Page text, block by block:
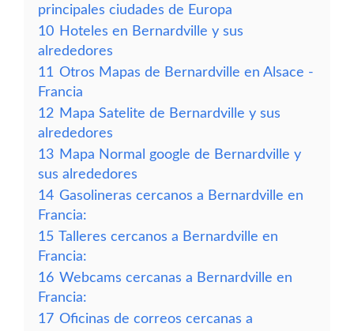
principales ciudades de Europa
10 Hoteles en Bernardville y sus
alrededores
11 Otros Mapas de Bernardville en Alsace -
Francia
12 Mapa Satelite de Bernardville y sus
alrededores
13 Mapa Normal google de Bernardville y
sus alrededores
14 Gasolineras cercanos a Bernardville en
Francia:
15 Talleres cercanos a Bernardville en
Francia:
16 Webcams cercanas a Bernardville en
Francia:
17 Oficinas de correos cercanas a